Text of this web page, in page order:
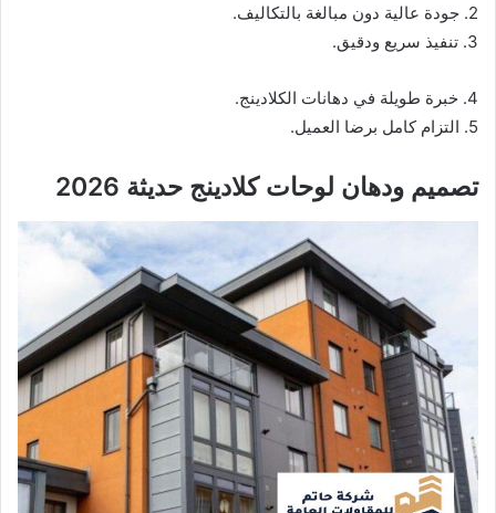
2. جودة عالية دون مبالغة بالتكاليف.
3. تنفيذ سريع ودقيق.
4. خبرة طويلة في دهانات الكلادينج.
5. التزام كامل برضا العميل.
تصميم ودهان لوحات كلادينج حديثة 2026